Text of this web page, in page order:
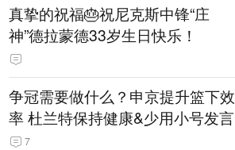
真挚的祝福🎂祝尼克斯中锋“庄
神”德拉蒙德33岁生日快乐！
争冠需要做什么？申京提升篮下效
率 杜兰特保持健康&少用小号发言
7